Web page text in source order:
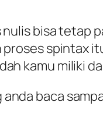
bisa tetap
spintax
kamu miliki
baca